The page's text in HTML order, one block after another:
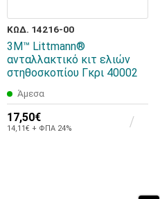
ΚΩΔ. 14216-00
3M™ Littmann®
ανταλλακτικό κιτ ελιών
στηθοσκοπίου Γκρι 40002
Άμεσα
17,50€
14,11€ + ΦΠΑ 24%